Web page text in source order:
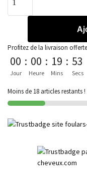
Profitez de la livraison
00
Jour
: 00
Heure
: 19
Mins
: 53
Secs
Moins de 18 articles restants !